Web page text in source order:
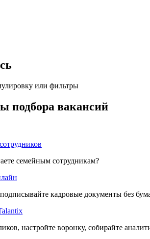
или фильтры
подбора вакансий
семейным сотрудникам?
кадровые документы без
настройте воронку, собирайте